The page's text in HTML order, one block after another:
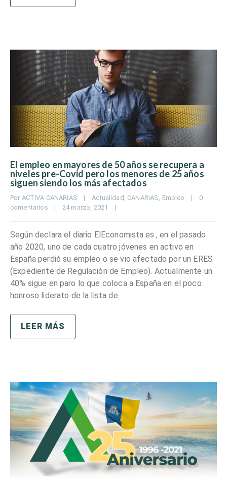
El empleo en mayores de 50 años se recupera a
niveles pre-Covid pero los menores de 25 años
siguen siendo los más afectados
Por ACTIVA CANARIAS | Actualidad , CANARIAS, Empleo |
0
comentarios
| 24 marzo, 2021 |
Según declara el diario ElEconomista.es , en el pasado
año 2020, uno de cada cuatro jóvenes en activo en
España perdió su empleo o se vio afectado por un ERES
(Expediente de Regulación de Empleo). Actualmente un
40% sigue en paro lo que coloca a España en el poco
honroso liderato de la lista de
LEER MÁS